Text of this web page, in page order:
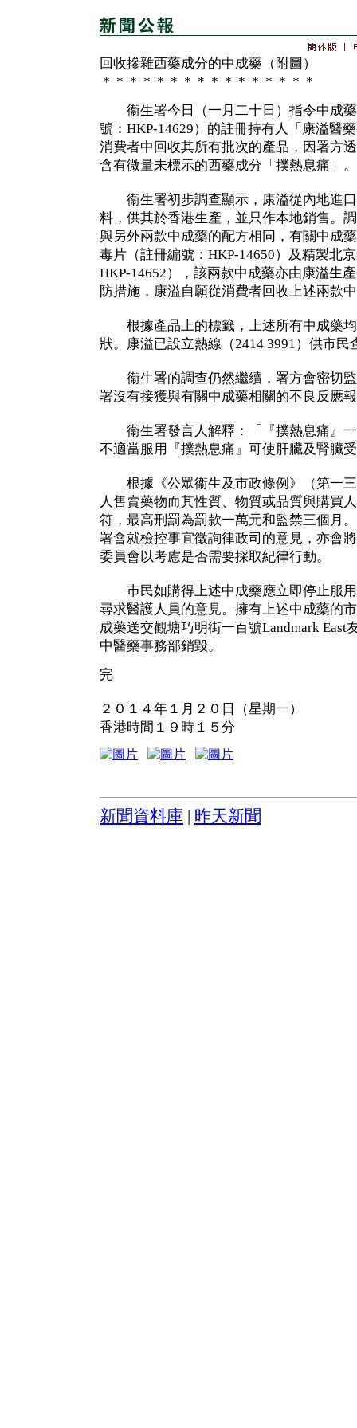
回收摻雜西藥成分的中成藥（附圖）
＊＊＊＊＊＊＊＊＊＊＊＊＊＊＊＊
衞生署今日（一月二十日）指令中成藥
號：HKP-14629）的註冊持有人「康溢醫
消費者中回收其所有批次的產品，因署方
含有微量未標示的西藥成分「撲熱息痛」。
衞生署初步調查顯示，康溢從內地進口
料，供其於香港生產，並只作本地銷售。
與另外兩款中成藥的配方相同，有關中成
毒片（註冊編號：HKP-14650）及精製北
HKP-14652），該兩款中成藥亦由康溢生
防措施，康溢自願從消費者回收上述兩款
根據產品上的標籤，上述所有中成藥均
狀。康溢已設立熱線（2414 3991）供市民
衞生署的調查仍然繼續，署方會密切監
署沒有接獲與有關中成藥相關的不良反應
衞生署發言人解釋：「『撲熱息痛』一
不適當服用『撲熱息痛』可使肝臟及腎臟
根據《公眾衞生及市政條例》（第一三
人售賣藥物而其性質、物質或品質與購買
符，最高刑罰為罰款一萬元和監禁三個月
署會就檢控事宜徵詢律政司的意見，亦會
委員會以考慮是否需要採取紀律行動。
巿民如購得上述中成藥應立即停止服用
尋求醫護人員的意見。擁有上述中成藥的
成藥送交觀塘巧明街一百號Landmark East
中醫藥事務部銷毀。
完
２０１４年１月２０日（星期一）
香港時間１９時１５分
新聞資料庫 昨天新聞